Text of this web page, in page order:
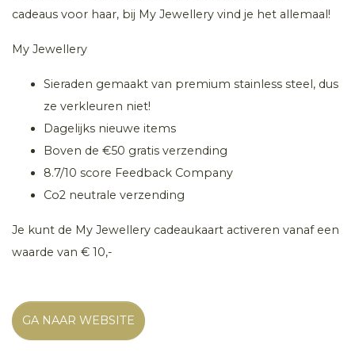
cadeaus voor haar, bij My Jewellery vind je het allemaal!
My Jewellery
Sieraden gemaakt van premium stainless steel, dus
ze verkleuren niet!
Dagelijks nieuwe items
Boven de €50 gratis verzending
8.7/10 score Feedback Company
Co2 neutrale verzending
Je kunt de My Jewellery cadeaukaart activeren vanaf een
waarde van € 10,-
GA NAAR WEBSITE